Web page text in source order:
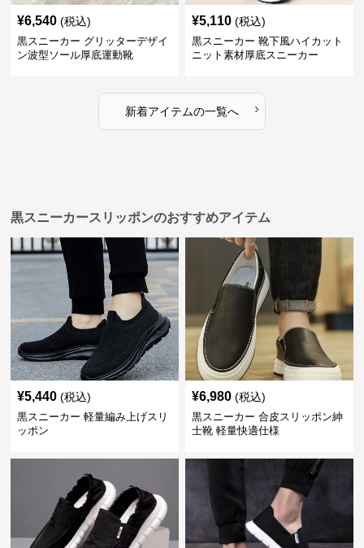
¥6,540 (税込)
黒スニーカー グリッターデザイ
ン波型ソール厚底運動靴
¥5,110 (税込)
黒スニーカー 靴下風ハイカット
ニット素材厚底スニーカー
新着アイテムの一覧へ ›
黒スニーカースリッポンのおすすめアイテム
¥5,440 (税込)
黒スニーカー 軽量編み上げスリ
ッポン
¥6,980 (税込)
黒スニーカー 合皮スリッポン紳
士靴 軽量快適仕様